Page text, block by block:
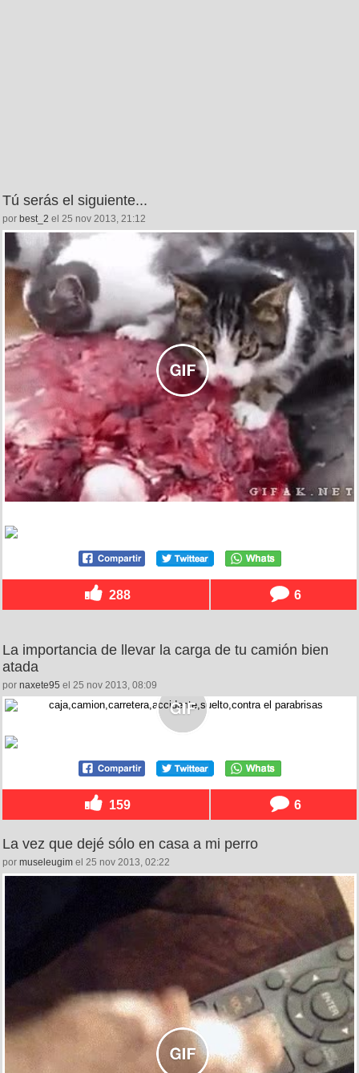
Tú serás el siguiente...
por best_2 el 25 nov 2013, 21:12
288 6
La importancia de llevar la carga de tu camión bien
atada
por naxete95 el 25 nov 2013, 08:09
159 6
La vez que dejé sólo en casa a mi perro
por museleugim el 25 nov 2013, 02:22